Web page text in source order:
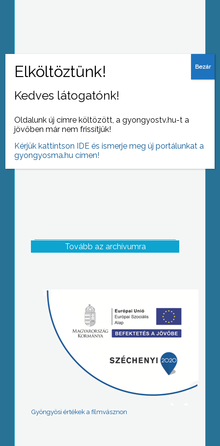
Megalakult az új gyöngyösi
Tovább az archívumra
Gyöngyösi értékek a filmvásznon
Kedves látogatónk!
Oldalunk új címre költözött, a gyongyostv.hu-t a
jövőben már nem frissítjük!
Kérjük kattintson IDE és ismerje meg új portálunkat a
gyongyosma.hu címen!